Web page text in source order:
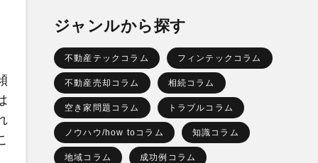
ジャンルから探す
不動産テックコラム フィンテックコラム
不動産売却コラム 相続コラム
空き家問題コラム トラブルコラム
ノウハウ/how toコラム 知識コラム
地域コラム 成功例コラム